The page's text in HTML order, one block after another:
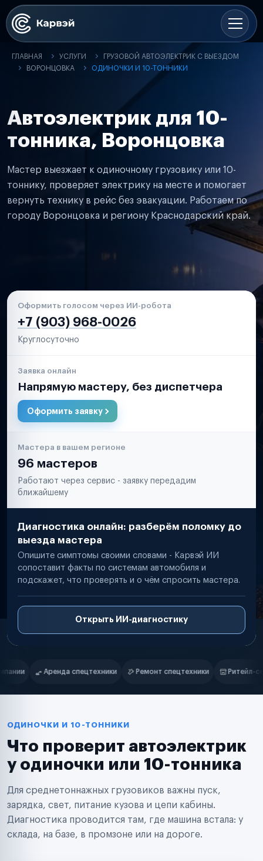
ГЛАВНАЯ УСЛУГИ
ГРУЗОВОЙ АВТОЭЛЕКТРИК С ВЫЕЗДОМ
ВОРОНЦОВКА
ОДИНОЧКИ И 10-ТОННИКИ
Автоэлектрик для 10-
тонника, Воронцовка
Мастер выезжает к одиночному грузовику или 10-
тоннику, проверяет электрику на месте и помогает
вернуть технику в рейс без эвакуации. Работаем по
городу Воронцовка и региону Краснодарский край.
Оформить голосом через ИИ-робота
+7 (903) 968-0026
Круглосуточно
Заявка онлайн
Напрямую мастеру, без диспетчера
Оформить заявку
Мастера в вашем регионе
96 мастеров
Работают через сервис - заявку передадим
ближайшему
Диагностика онлайн: разберём поломку до
выезда мастера
Опишите симптомы своими словами - Карвэй ИИ
сопоставит факты по системам автомобиля и
подскажет, что проверять и о чём спросить мастера.
Открыть ИИ-диагностику
Нам доверяют
спецтехники Ритейл-сети Управляющие компании
Маркетплейсы
Таксопарки
Автодилеры
Поставщики запчастей
Аренда спецтехники
Ремонт спецтехники
Ритейл-сети
Управляющие компании
Страховые компании
ОДИНОЧКИ И 10-ТОННИКИ
Что проверит автоэлектрик
у одиночки или 10-тонника
Для среднетоннажных грузовиков важны пуск,
зарядка, свет, питание кузова и цепи кабины.
Диагностика проводится там, где машина встала: у
склада, на базе, в промзоне или на дороге.